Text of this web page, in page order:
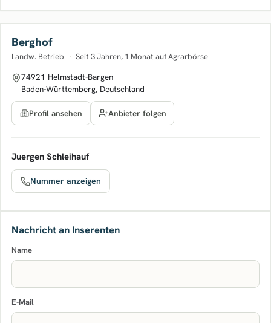
Berghof
Landw. Betrieb · Seit 3 Jahren, 1 Monat auf Agrarbörse
74921 Helmstadt-Bargen
Baden-Württemberg, Deutschland
Profil ansehen Anbieter folgen
Juergen Schleihauf
Nummer anzeigen
Nachricht an Inserenten
Name
E-Mail